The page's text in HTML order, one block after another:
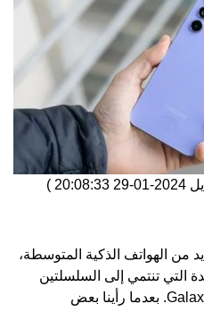
2024-01-29 20:08:33
)
من الهواتف الذكية المتوسطة،
التي تنتمي إلى السلسلتين
Galaxy A Series و Galaxy M Series. بعدما رأينا بعض